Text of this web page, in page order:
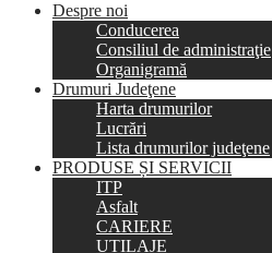
Despre noi
Conducerea
Consiliul de administraţie
Organigramă
Drumuri Judeţene
Harta drumurilor
Lucrări
Lista drumurilor judeţene
PRODUSE ȘI SERVICII
ITP
Asfalt
CARIERE
UTILAJE